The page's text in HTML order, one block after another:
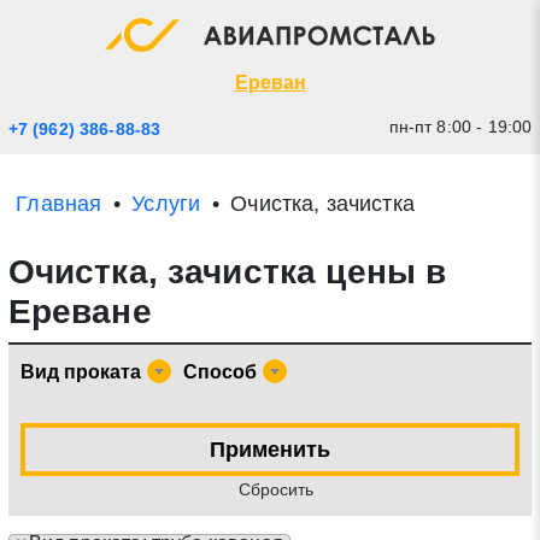
Ереван
+7 (962) 386-88-83 пн-пт 8:00 - 19:00
Главная Услуги Очистка, зачистка
Очистка, зачистка цены в
Ереване
Вид проката Способ
Применить
Cбросить
Экспресс заявка
Прикрепить файл (до 20 mb)
Отправить заявку